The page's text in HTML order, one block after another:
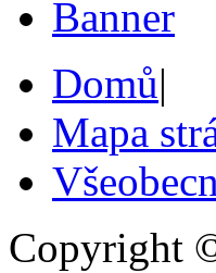
Domů|
Mapa
Copyright